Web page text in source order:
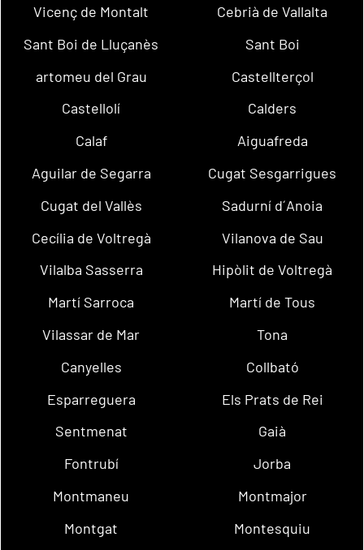
Vicenç de Montalt
Cebrià de Vallalta
Sant Boi de Lluçanès
Sant Boi
artomeu del Grau
Castellterçol
Castellolí
Calders
Calaf
Aiguafreda
Aguilar de Segarra
Cugat Sesgarrigues
Cugat del Vallès
Sadurní d´Anoia
Cecília de Voltregà
Vilanova de Sau
Vilalba Sasserra
Hipòlit de Voltregà
Martí Sarroca
Martí de Tous
Vilassar de Mar
Tona
Canyelles
Collbató
Esparreguera
Els Prats de Rei
Sentmenat
Gaià
Fontrubí
Jorba
Montmaneu
Montmajor
Montgat
Montesquiu